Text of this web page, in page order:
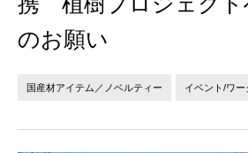
お問い合わせ
のお願い
国産材アイテム／ノベルティー イベント/ワ